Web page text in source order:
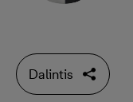
Dalintis